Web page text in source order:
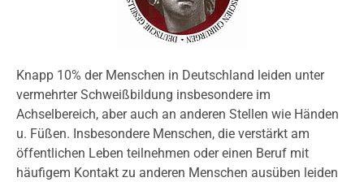
Knapp 10% der Menschen in Deutschland leiden unter
vermehrter Schweißbildung insbesondere im
Achselbereich, aber auch an anderen Stellen wie Händen
u. Füßen. Insbesondere Menschen, die verstärkt am
öffentlichen Leben teilnehmen oder einen Beruf mit
häufigem Kontakt zu anderen Menschen ausüben leiden